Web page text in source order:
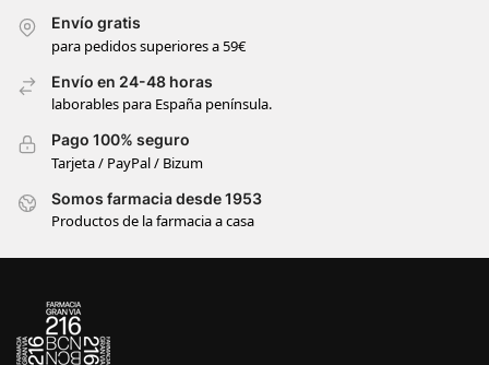
Envío gratis
para pedidos superiores a 59€
Envío en 24-48 horas
laborables para España península.
Pago 100% seguro
Tarjeta / PayPal / Bizum
Somos farmacia desde 1953
Productos de la farmacia a casa